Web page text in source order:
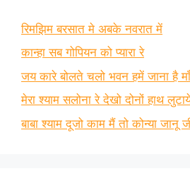
रिमझिम बरसात मे अबके नवरात में
कान्हा सब गोपियन को प्यारा रे
जय कारे बोलते चलो भवन हमें जाना है
मेरा श्याम सलोना रे देखो दोनों हाथ
बाबा श्याम दूजो काम मैं तो कोन्या जानू